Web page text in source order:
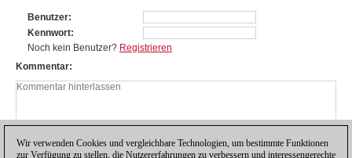
Benutzer
Kennwort
Noch kein Benutzer? Registrieren
Kommentar
Wir verwenden Cookies und vergleichbare Technologien, um bestimmte Funktionen
zur Verfügung zu stellen, die Nutzererfahrungen zu verbessern und interessengerechte